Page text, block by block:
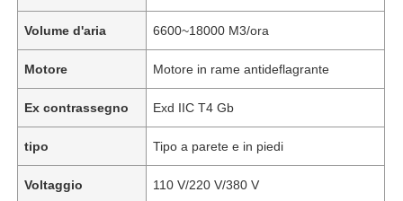
Volume d'aria 6600~18000 M3/ora
Motore Motore in rame antideflagrante
Ex contrassegno Exd IIC T4 Gb
tipo Tipo a parete e in piedi
Voltaggio 110 V/220 V/380 V